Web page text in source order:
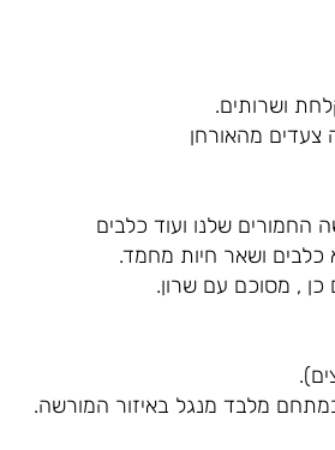
ושרותים.
מהאורחן
החמורים שלנו ועוד כלבים
כלבים ושאר חיות מחמד.
, מסוכם עם שרון.
מלבד מנגל באיזור המורשה.